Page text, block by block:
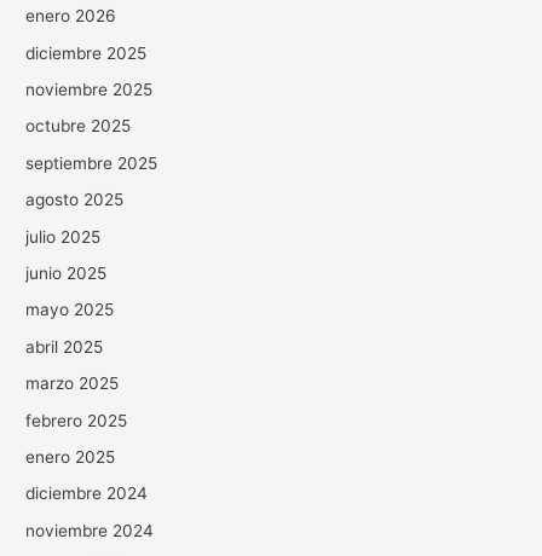
enero 2026
diciembre 2025
noviembre 2025
octubre 2025
septiembre 2025
agosto 2025
julio 2025
junio 2025
mayo 2025
abril 2025
marzo 2025
febrero 2025
enero 2025
diciembre 2024
noviembre 2024